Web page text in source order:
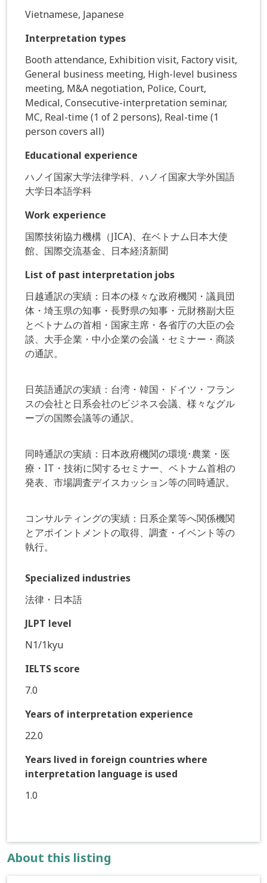
Vietnamese, Japanese
Interpretation types
Booth attendance, Exhibition visit, Factory visit,
General business meeting, High-level business
meeting, M&A negotiation, Police, Court,
Medical, Consecutive-interpretation seminar,
MC, Real-time (1 of 2 persons), Real-time (1
person covers all)
Educational experience
ハノイ国家大学法律学科、ハノイ国家大学外国語
大学日本語学科
Work experience
国際技術協力機構（JICA)、在ベトナム日本大使
館、国際交流基金、日本経済新聞
List of past interpretation jobs
日越通訳の実績：日本の様々な政府機関・議員団
体・埼玉県の知事・長野県の知事・元財務副大臣
とベトナムの首相・国家主席・各省庁の大臣の会
談、大手企業・中小企業の会議・セミナー・商談
の通訳。
日英語通訳の実績：台湾・韓国・ドイツ・フラン
スの会社と日系会社のビジネス会議、様々なグル
ープの国際会議等の通訳。
同時通訳の実績：日本政府機関の環境･農業・医
療・IT・技術に関するセミナー、ベトナム首相の
発表、市場調査デイスカッション等の同時通訳。
コンサルティングの実績：日系企業等へ関係機関
とアポイントメントの取得、調査・イベント等の
執行。
Specialized industries
法律・日本語
JLPT level
N1/1kyu
IELTS score
7.0
Years of interpretation experience
22.0
Years lived in foreign countries where
interpretation language is used
1.0
About this listing